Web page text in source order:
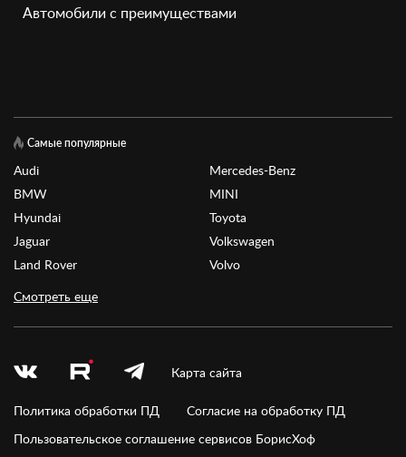
Автомобили с преимуществами
Самые популярные
Audi
BMW
Hyundai
Jaguar
Land Rover
Mercedes-Benz
MINI
Toyota
Volkswagen
Volvo
Смотреть еще
Карта сайта
Политика обработки ПД
Согласие на обработку ПД
Пользовательское соглашение сервисов БорисХоф